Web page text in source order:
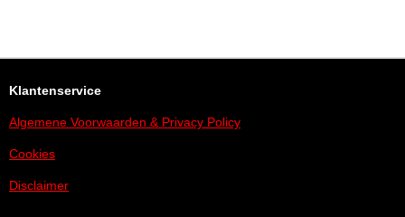
Klantenservice
Algemene Voorwaarden & Privacy Policy
Cookies
Disclaimer